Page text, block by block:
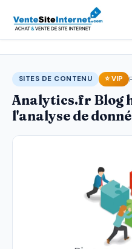
SITES DE CONTENU ⭐ VIP
Analytics.fr Blog
l'analyse de